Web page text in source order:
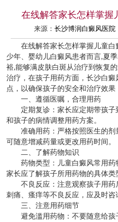
在线解答家长怎样掌握
来源： 长沙博润白癜风医院
在线解答家长怎样掌握儿童白
少年、婴幼儿白癜风患者而言,夏
裕,能够满皮肤白斑从治疗到恢复
治疗，在孩子用药方面，长沙白癜
点，以确保孩子的安全和治疗效果
一、遵循医嘱，合理用药
定期复诊：家长应定期带孩子
和孩子的病情调整用药方案。
准确用药：严格按照医生的剂
可随意增减药量或更改用药时间。
二、了解药物知识
药物类型：儿童白癜风常用药
家长应了解孩子所用药物的具体类
不良反应：注意观察孩子用药
刺痛、瘙痒等不良反应，应及时咨
三、注意用药细节
避免滥用药物：不要随意给孩